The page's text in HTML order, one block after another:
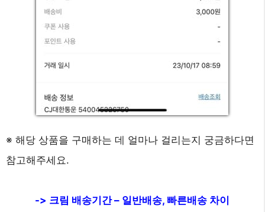
※ 해당 상품을 구매하는 데 얼마나 걸리는지 궁금하다면
참고해주세요.
-> 크림 배송기간 – 일반배송, 빠른배송 차이